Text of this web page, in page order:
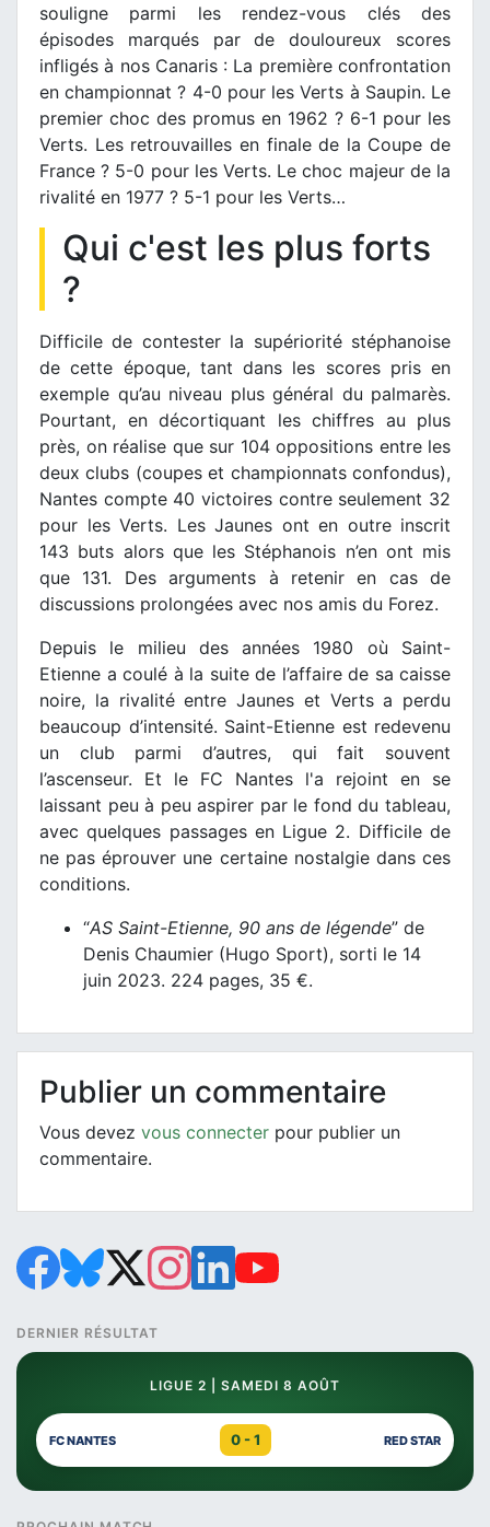
souligne parmi les rendez-vous clés des
épisodes marqués par de douloureux scores
infligés à nos Canaris : La première confrontation
en championnat ? 4-0 pour les Verts à Saupin. Le
premier choc des promus en 1962 ? 6-1 pour les
Verts. Les retrouvailles en finale de la Coupe de
France ? 5-0 pour les Verts. Le choc majeur de la
rivalité en 1977 ? 5-1 pour les Verts…
Qui c'est les plus forts
?
Difficile de contester la supériorité stéphanoise
de cette époque, tant dans les scores pris en
exemple qu’au niveau plus général du palmarès.
Pourtant, en décortiquant les chiffres au plus
près, on réalise que sur 104 oppositions entre les
deux clubs (coupes et championnats confondus),
Nantes compte 40 victoires contre seulement 32
pour les Verts. Les Jaunes ont en outre inscrit
143 buts alors que les Stéphanois n’en ont mis
que 131. Des arguments à retenir en cas de
discussions prolongées avec nos amis du Forez.
Depuis le milieu des années 1980 où Saint-
Etienne a coulé à la suite de l’affaire de sa caisse
noire, la rivalité entre Jaunes et Verts a perdu
beaucoup d’intensité. Saint-Etienne est redevenu
un club parmi d’autres, qui fait souvent
l’ascenseur. Et le FC Nantes l'a rejoint en se
laissant peu à peu aspirer par le fond du tableau,
avec quelques passages en Ligue 2. Difficile de
ne pas éprouver une certaine nostalgie dans ces
conditions.
“AS Saint-Etienne, 90 ans de légende” de
Denis Chaumier (Hugo Sport), sorti le 14
juin 2023. 224 pages, 35 €.
Publier un commentaire
Vous devez vous connecter pour publier un
commentaire.
DERNIER RÉSULTAT
LIGUE 2 | SAMEDI 8 AOÛT
FC NANTES 0 - 1 RED STAR